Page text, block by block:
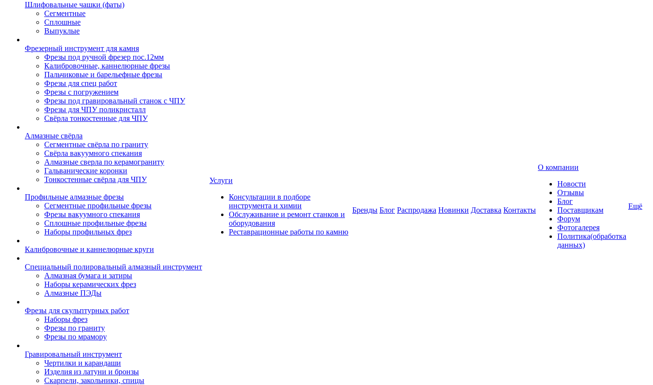
Шлифовальные чашки (фаты)
Сегментные
Сплошные
Выпуклые
Фрезерный инструмент для камня
Фрезы под ручной фрезер пос.12мм
Калибровочные, каннелюрные фрезы
Пальчиковые и барельефные фрезы
Фрезы для спец работ
Фрезы с погружением
Фрезы под гравировальный станок с ЧПУ
Фрезы для ЧПУ поликристалл
Свёрла тонкостенные для ЧПУ
Алмазные свёрла
Сегментные свёрла по граниту
Свёрла вакуумного спекания
Алмазные сверла по керамограниту
Гальванические коронки
Тонкостенные свёрла для ЧПУ
Профильные алмазные фрезы
Сегментные профильные фрезы
Фрезы вакуумного спекания
Сплошные профильные фрезы
Наборы профильных фрез
Калибровочные и каннелюрные круги
Специальный полировальный алмазный инструмент
Алмазная бумага и затиры
Наборы керамических фрез
Алмазные ПЭДы
Фрезы для скульптурных работ
Наборы фрез
Фрезы по граниту
Фрезы по мрамору
Гравировальный инструмент
Чертилки и карандаши
Изделия из латуни и бронзы
Скарпели, закольники, спицы
Услуги
Консультации в подборе
инструмента и химии
Обслуживание и ремонт станков и
оборудования
Реставрационные работы по камню
Бренды Блог Распродажа Новинки Доставка Контакты
О компании
Новости
Отзывы
Блог
Поставщикам
Форум
Фотогалерея
Политика(обработка
данных)
Ещё